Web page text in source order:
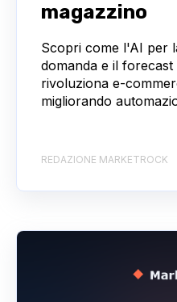
magazzino
Scopri come l'AI per
domanda e il forecast
rivoluziona e-
migliorando
REDAZIONE MARKETROCK